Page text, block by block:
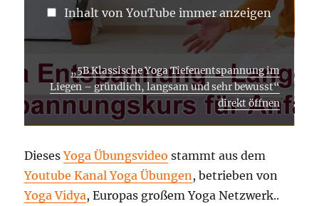
Inhalt von YouTube immer anzeigen
„5B Klassische Yoga Tiefenentspannung im
Liegen – gründlich, langsam und sehr bewusst“
direkt öffnen
DiesesYoga Übungsvideo stammt aus dem
Youtube Kanal Yoga Übungen , betrieben von
Yoga Vidya, Europas großem Yoga Netzwerk..